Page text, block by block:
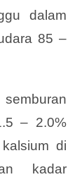
dalam
85 –
– 2.0%
di
kadar